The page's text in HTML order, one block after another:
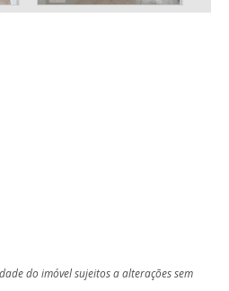
do imóvel sujeitos a alterações sem